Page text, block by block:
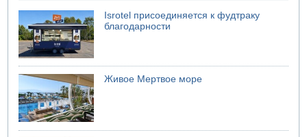
Isrotel присоединяется к фудтраку
благодарности
Живое Мертвое море